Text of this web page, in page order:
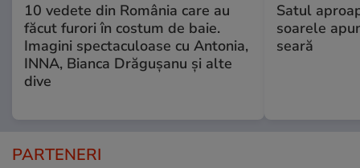
10 vedete din România care au
făcut furori în costum de baie.
Imagini spectaculoase cu Antonia,
INNA, Bianca Drăgușanu și alte
dive
Satul
soarele
seară
PARTENERI